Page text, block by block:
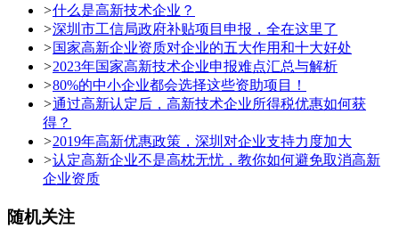
>什么是高新技术企业？
>深圳市工信局政府补贴项目申报，全在这里了
>国家高新企业资质对企业的五大作用和十大好处
>2023年国家高新技术企业申报难点汇总与解析
>80%的中小企业都会选择这些资助项目！
>通过高新认定后，高新技术企业所得税优惠如何获
得？
>2019年高新优惠政策，深圳对企业支持力度加大
>认定高新企业不是高枕无忧，教你如何避免取消高新
企业资质
随机关注